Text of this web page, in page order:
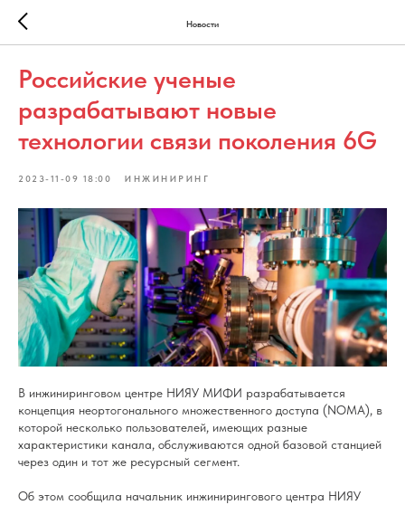
Новости
Российские ученые
разрабатывают новые
технологии связи поколения 6G
2023-11-09 18:00 ИНЖИНИРИНГ
В инжиниринговом центре НИЯУ МИФИ разрабатывается
концепция неортогонального множественного доступа (NOMA), в
которой несколько пользователей, имеющих разные
характеристики канала, обслуживаются одной базовой станцией
через один и тот же ресурсный сегмент.
Об этом сообщила начальник инжинирингового центра НИЯУ